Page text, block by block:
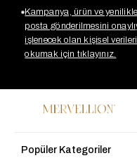
Kampanya, ürün ve
posta gönderilmesini
işlenecek olan kişisel
okumak için tıklayınız.
Popüler Kategoriler